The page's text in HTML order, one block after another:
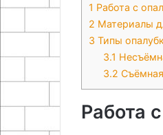
1 Работа с
2 Материалы
3 Типы
3.1
3.2 Съёмная
Работа